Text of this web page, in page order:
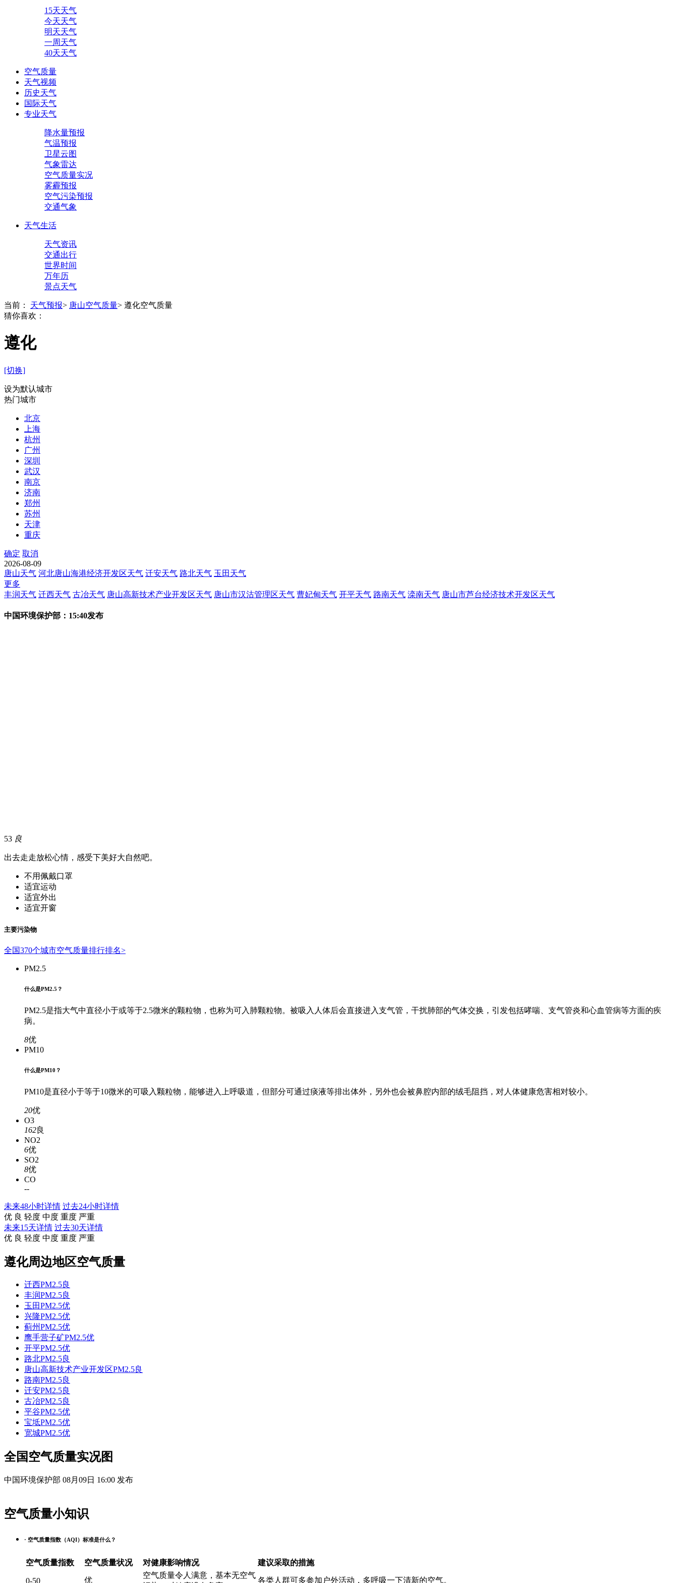
15天天气
今天天气
明天天气
一周天气
40天天气
空气质量
天气视频
历史天气
国际天气
专业天气
降水量预报
气温预报
卫星云图
气象雷达
空气质量实况
雾霾预报
空气污染预报
交通气象
天气生活
天气资讯
交通出行
世界时间
万年历
景点天气
当前： 天气预报> 唐山空气质量> 遵化空气质量
猜你喜欢：
遵化
[切换]
设为默认城市
热门城市
北京
上海
杭州
广州
深圳
武汉
南京
济南
郑州
苏州
天津
重庆
确定 取消
2026-08-09
唐山天气 河北唐山海港经济开发区天气 迁安天气 路北天气 玉田天气
更多
丰润天气 迁西天气 古冶天气 唐山高新技术产业开发区天气 唐山市汉沽管理区天气 曹妃甸天气 开平天气 路南天气 滦南天气 唐山市芦台经济技术开发区天气
中国环境保护部：15:40发布
53 良
出去走走放松心情，感受下美好大自然吧。
不用佩戴口罩
适宜运动
适宜外出
适宜开窗
主要污染物
全国370个城市空气质量排行排名>
PM2.5
什么是PM2.5？
PM2.5是指大气中直径小于或等于2.5微米的颗粒物，也称为可入肺颗粒物。被吸入人体后会直接进入支气管，干扰肺部的气体交换，引发包括哮喘、支气管炎和心血管病等方面的疾
病。
8优
PM10
什么是PM10？
PM10是直径小于等于10微米的可吸入颗粒物，能够进入上呼吸道，但部分可通过痰液等排出体外，另外也会被鼻腔内部的绒毛阻挡，对人体健康危害相对较小。
20优
O3
162良
NO2
6优
SO2
8优
CO
--
未来48小时详情 过去24小时详情
优 良 轻度 中度 重度 严重
未来15天详情 过去30天详情
优 良 轻度 中度 重度 严重
遵化周边地区空气质量
迁西PM2.5良
丰润PM2.5良
玉田PM2.5优
兴隆PM2.5优
蓟州PM2.5优
鹰手营子矿PM2.5优
开平PM2.5优
路北PM2.5良
唐山高新技术产业开发区PM2.5良
路南PM2.5良
迁安PM2.5良
古冶PM2.5良
平谷PM2.5优
宝坻PM2.5优
宽城PM2.5优
全国空气质量实况图
中国环境保护部 08月09日 16:00 发布
空气质量小知识
· 空气质量指数（AQI）标准是什么？
空气质量指数 空气质量状况 对健康影响情况 建议采取的措施
0-50 优
空气质量令人满意，基本无空气
各类人群可多参加户外活动，多呼吸一下清新的空气。